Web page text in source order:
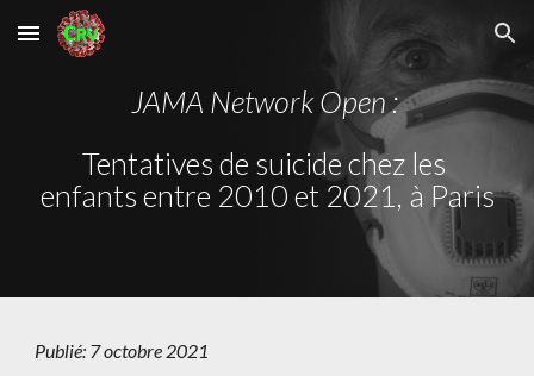
Skip to main content Skip to navigation
JAMA Network Open:
Tentatives de suicide chez les
enfants entre 2010 et 2021, à Paris
Publié: 7octobre 2021